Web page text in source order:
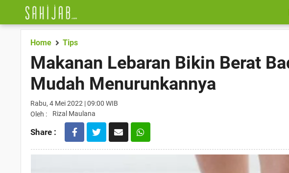
Home Tips
Makanan Lebaran Bikin Berat
Mudah Menurunkannya
Rabu, 4 Mei 2022 | 09:00 WIB
Oleh :
Rizal Maulana
Share :